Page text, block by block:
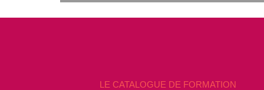
LE CATALOGUE DE FORMATION